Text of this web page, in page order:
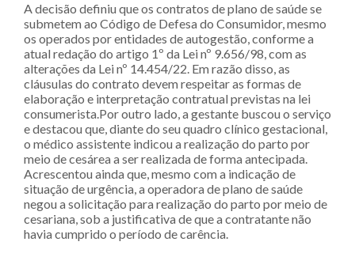
A decisão definiu que os contratos de plano de saúde se
submetem ao Código de Defesa do Consumidor, mesmo
os operados por entidades de autogestão, conforme a
atual redação do artigo 1º da Lei nº 9.656/98, com as
alterações da Lei nº 14.454/22. Em razão disso, as
cláusulas do contrato devem respeitar as formas de
elaboração e interpretação contratual previstas na lei
consumerista.Por outro lado, a gestante buscou o serviço
e destacou que, diante do seu quadro clínico gestacional,
o médico assistente indicou a realização do parto por
meio de cesárea a ser realizada de forma antecipada.
Acrescentou ainda que, mesmo com a indicação de
situação de urgência, a operadora de plano de saúde
negou a solicitação para realização do parto por meio de
cesariana, sob a justificativa de que a contratante não
havia cumprido o período de carência.